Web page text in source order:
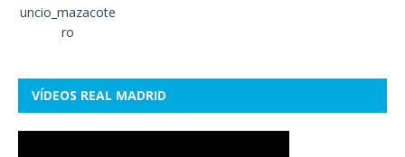
VÍDEOS REAL MADRID